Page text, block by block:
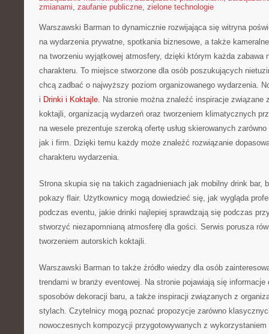
zmianami, zaufanie publiczne, zielone technologie
Warszawski Barman to dynamicznie rozwijająca się witryna
na wydarzenia prywatne, spotkania biznesowe, a także
na tworzeniu wyjątkowej atmosfery, dzięki którym każda zabawa
charakteru. To miejsce stworzone dla osób poszukujących
chcą zadbać o najwyższy poziom organizowanego wydarzenia.
i Drinki i Koktajle. Na stronie można znaleźć inspiracje związane
koktajli, organizacją wydarzeń oraz tworzeniem klimatycznych
na wesele prezentuje szeroką ofertę usług skierowanych
jak i firm. Dzięki temu każdy może znaleźć rozwiązanie
charakteru wydarzenia.
Strona skupia się na takich zagadnieniach jak mobilny drink bar,
pokazy flair. Użytkownicy mogą dowiedzieć się, jak wygląda
podczas eventu, jakie drinki najlepiej sprawdzają się podczas
stworzyć niezapomnianą atmosferę dla gości. Serwis porusza
tworzeniem autorskich koktajli.
Warszawski Barman to także źródło wiedzy dla osób
trendami w branży eventowej. Na stronie pojawiają się
sposobów dekoracji baru, a także inspiracji związanych z
stylach. Czytelnicy mogą poznać propozycje zarówno
nowoczesnych kompozycji przygotowywanych z